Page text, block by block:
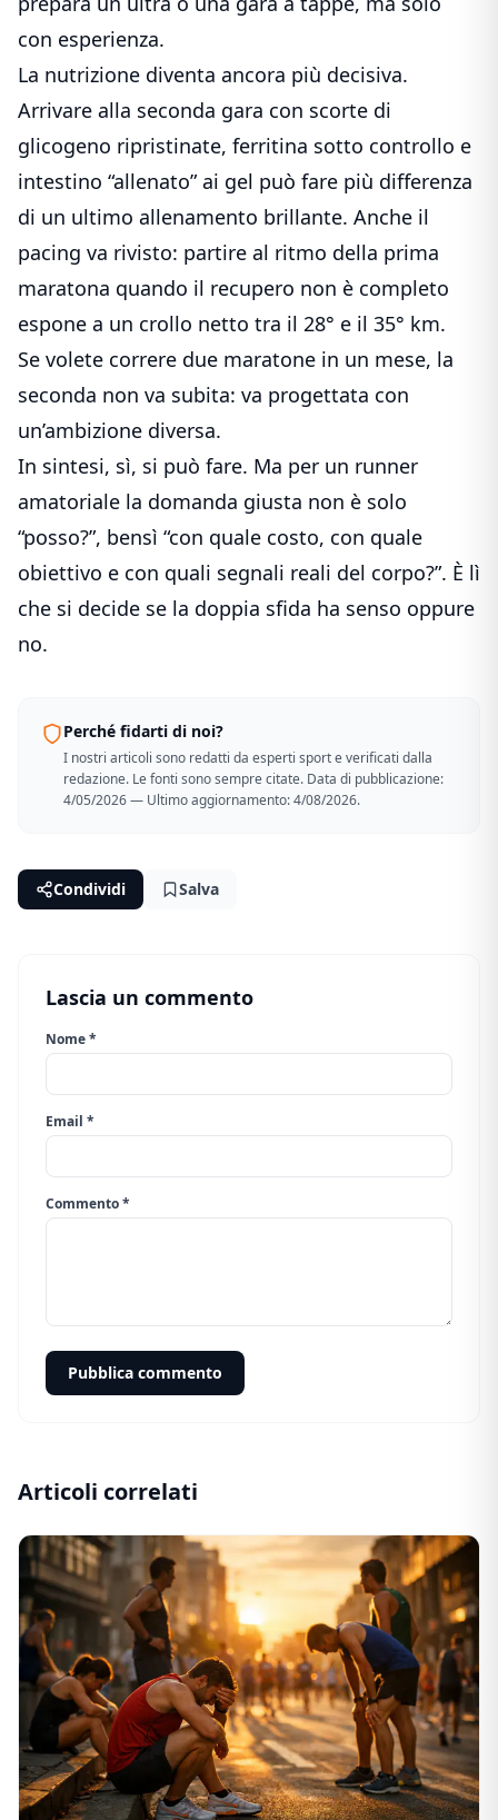
con esperienza.
La nutrizione diventa ancora più decisiva.
Arrivare alla seconda gara con scorte di
glicogeno ripristinate, ferritina sotto controllo e
intestino “allenato” ai gel può fare più differenza
di un ultimo allenamento brillante. Anche il
pacing va rivisto: partire al ritmo della prima
maratona quando il recupero non è completo
espone a un crollo netto tra il 28° e il 35° km.
Se volete correre due maratone in un mese, la
seconda non va subita: va progettata con
un’ambizione diversa.
In sintesi, sì, si può fare. Ma per un runner
amatoriale la domanda giusta non è solo
“posso?”, bensì “con quale costo, con quale
obiettivo e con quali segnali reali del corpo?”. È lì
che si decide se la doppia sfida ha senso oppure
no.
Perché fidarti di noi?
I nostri articoli sono redatti da esperti sport e verificati dalla
redazione. Le fonti sono sempre citate. Data di pubblicazione:
4/05/2026 — Ultimo aggiornamento: 4/08/2026.
Condividi Salva
Lascia un commento
Nome *
Email *
Commento *
Pubblica commento
Articoli correlati